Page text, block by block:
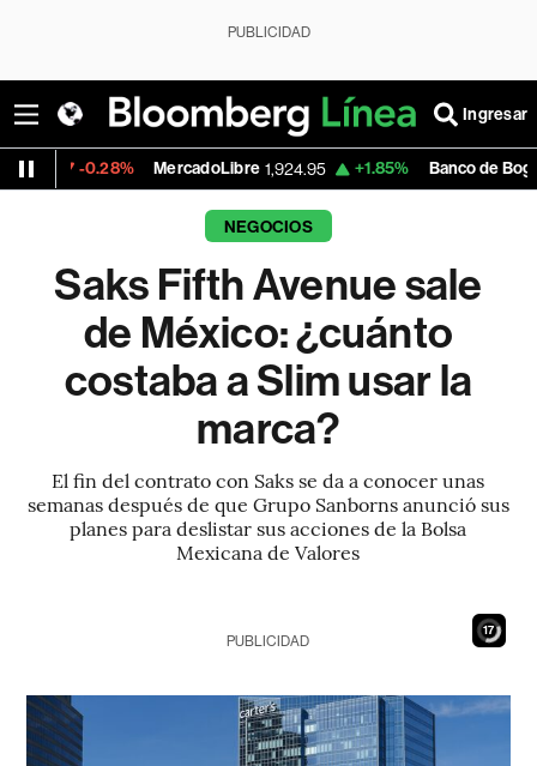
PUBLICIDAD
Ingresar
MercadoLibre 1,924.95 +1.85% Banco de Bogota
NEGOCIOS
Saks Fifth Avenue sale
de México: ¿cuánto
costaba a Slim usar la
marca?
El fin del contrato con Saks se da a conocer unas
semanas después de que Grupo Sanborns anunció sus
planes para deslistar sus acciones de la Bolsa
Mexicana de Valores
16
PUBLICIDAD